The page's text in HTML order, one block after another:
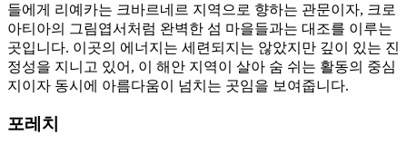
들에게 리예카는 크바르네르 지역으로 향하는 관문이자, 크로
아티아의 그림엽서처럼 완벽한 섬 마을들과는 대조를 이루는
곳입니다. 이곳의 에너지는 세련되지는 않았지만 깊이 있는 진
정성을 지니고 있어, 이 해안 지역이 살아 숨 쉬는 활동의 중심
지이자 동시에 아름다움이 넘치는 곳임을 보여줍니다.
포레치